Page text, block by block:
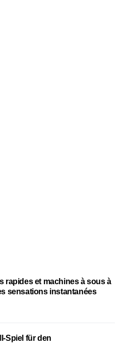
rapides et machines à sous à
sensations instantanées
für den